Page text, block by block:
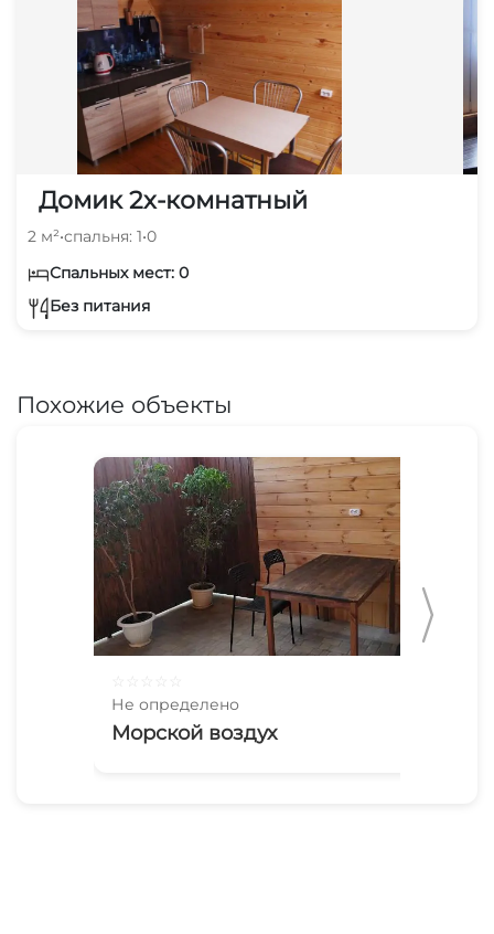
Домик 2х-комнатный
2 м²•спальня: 1•0
Спальных мест: 0
Без питания
Похожие объекты
Не определено
Морской воздух